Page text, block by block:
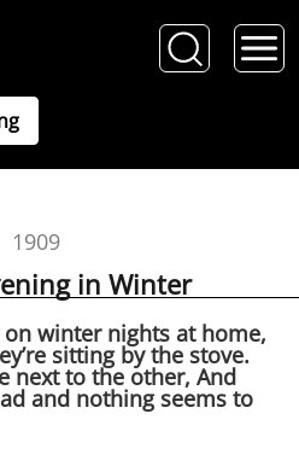
1909
in Winter
winter nights at home,
sitting by the stove.
next to the other, And
and nothing seems to